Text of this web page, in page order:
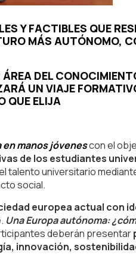
Y FACTIBLES QUE
MÁS AUTÓNOMO,
DEL
UN VIAJE
QUE ELIJA
en manos jóvenescon el
de los estudiantes
talento universitario
social.
europea actual con
Una Europa autónoma:
deberán presentar
innovación,